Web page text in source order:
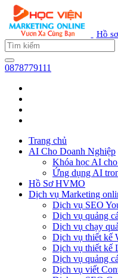
Hồ
0878779111
Trang chủ
AI Cho Doanh Nghiệp
Khóa học AI
Ứng dụng AI
Hồ Sơ HVMO
Dịch vụ Marketing
Dịch vụ SEO
Dịch vụ quảng
Dịch vụ chạy
Dịch vụ thiết kế
Dịch vụ thiết kế
Dịch vụ quảng
Dịch vụ viết